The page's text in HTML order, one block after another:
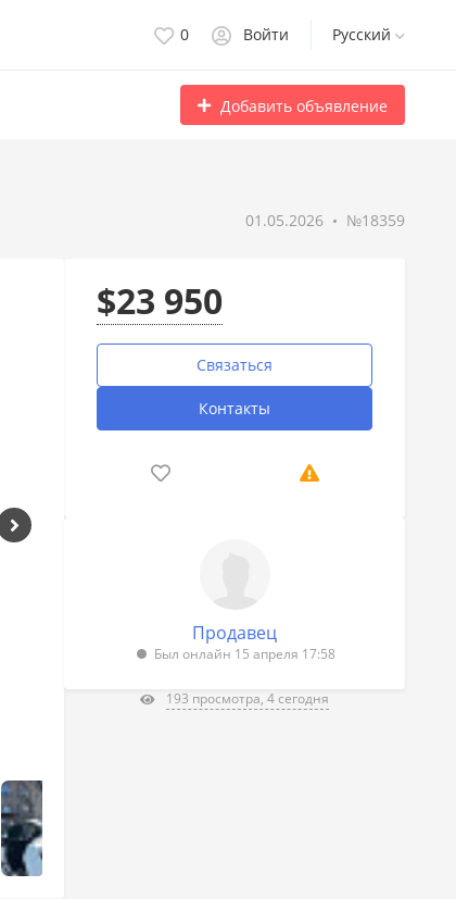
0 Войти Русский
Добавить объявление
01.05.2026 №18359
$23 950
Связаться
Контакты
Продавец
Был онлайн 15 апреля 17:58
193 просмотра, 4 сегодня